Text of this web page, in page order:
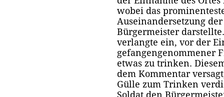
wobei das
Auseinandersetzung
Bürgermeister
verlangte ein, vor der
gefangengenommener
etwas zu trinken.
dem Kommentar
Gülle zum Trinken
Soldat den